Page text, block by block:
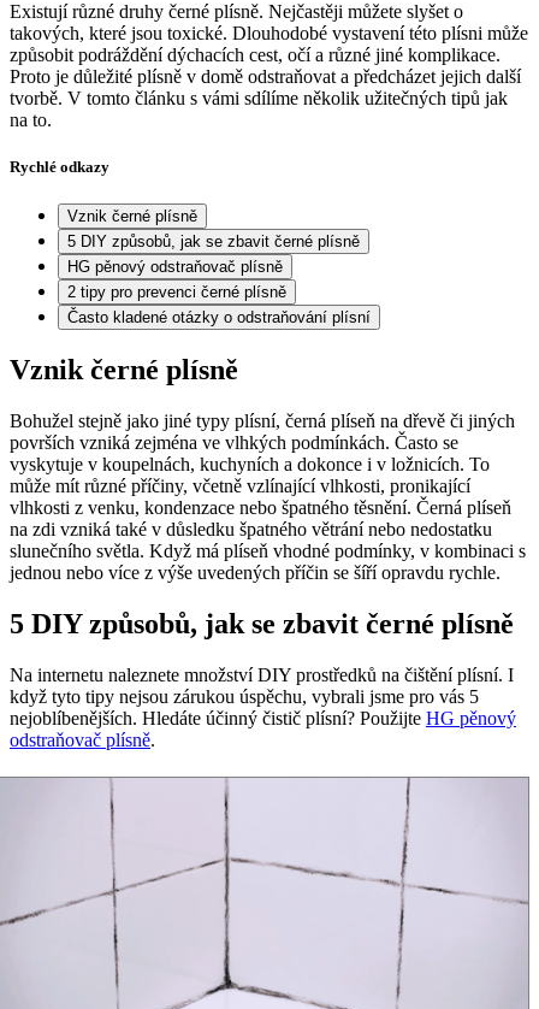
Existují různé druhy černé plísně. Nejčastěji můžete slyšet o
takových, které jsou toxické. Dlouhodobé vystavení této plísni může
způsobit podráždění dýchacích cest, očí a různé jiné komplikace.
Proto je důležité plísně v domě odstraňovat a předcházet jejich další
tvorbě. V tomto článku s vámi sdílíme několik užitečných tipů jak
na to.
Rychlé odkazy
Vznik černé plísně
5 DIY způsobů, jak se zbavit černé plísně
HG pěnový odstraňovač plísně
2 tipy pro prevenci černé plísně
Často kladené otázky o odstraňování plísní
Vznik černé plísně
Bohužel stejně jako jiné typy plísní, černá plíseň na dřevě či jiných
površích vzniká zejména ve vlhkých podmínkách. Často se
vyskytuje v koupelnách, kuchyních a dokonce i v ložnicích. To
může mít různé příčiny, včetně vzlínající vlhkosti, pronikající
vlhkosti z venku, kondenzace nebo špatného těsnění. Černá plíseň
na zdi vzniká také v důsledku špatného větrání nebo nedostatku
slunečního světla. Když má plíseň vhodné podmínky, v kombinaci s
jednou nebo více z výše uvedených příčin se šíří opravdu rychle.
5 DIY způsobů, jak se zbavit černé plísně
Na internetu naleznete množství DIY prostředků na čištění plísní. I
když tyto tipy nejsou zárukou úspěchu, vybrali jsme pro vás 5
nejoblíbenějších. Hledáte účinný čistič plísní? Použijte HG pěnový
odstraňovač plísně.